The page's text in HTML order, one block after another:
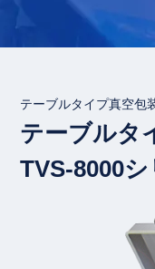
テーブルタイプ真空包
テーブルタ
TVS-8000